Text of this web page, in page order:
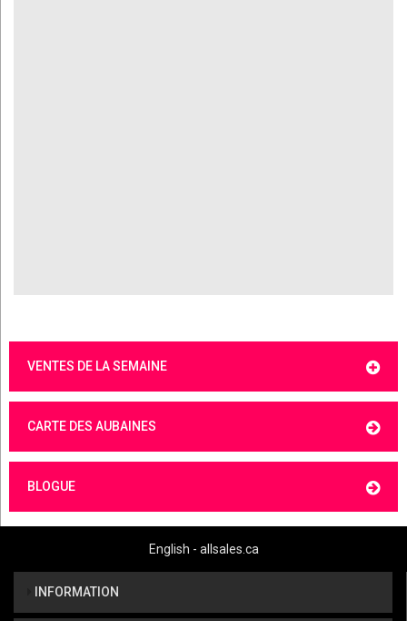
VENTES DE LA SEMAINE
CARTE DES AUBAINES
BLOGUE
English - allsales.ca
INFORMATION